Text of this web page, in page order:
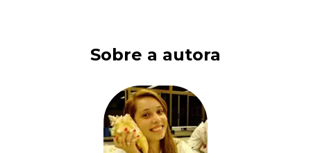
Sobre a autora